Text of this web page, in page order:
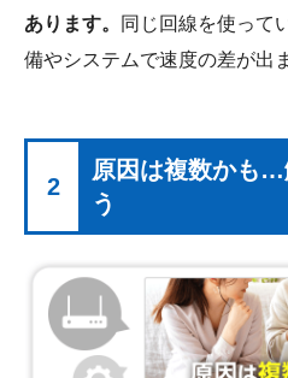
あります。
同じ回線を使って
備やシステムで速度の差が出
2
原因は複数かも…
う